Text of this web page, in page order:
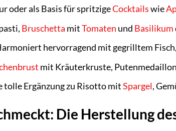
oder als Basis für spritzigeCocktailswie
Bruschetta mitTomaten und Basilikum
hervorragend mit gegrilltem
mit Kräuterkruste,
tolle Ergänzung zu Risotto mitSpargel,
Die Herstellung